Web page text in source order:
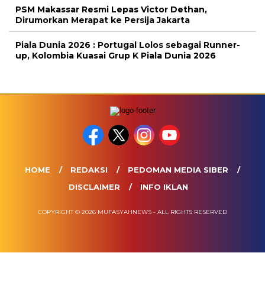
PSM Makassar Resmi Lepas Victor Dethan,
Dirumorkan Merapat ke Persija Jakarta
Piala Dunia 2026 : Portugal Lolos sebagai Runner-
up, Kolombia Kuasai Grup K Piala Dunia 2026
HOME REDAKSI
PEDOMAN MEDIA SIBER
DISCLAIMER
INFO IKLAN
COPYRIGHT © 2026 MUFASYAHNEWS - ALL RIGHTS RESERVED